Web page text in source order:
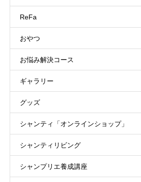
ReFa
おやつ
お悩み解決コース
ギャラリー
グッズ
シャンティ「オンラインショップ」
シャンティリビング
シャンプリエ養成講座